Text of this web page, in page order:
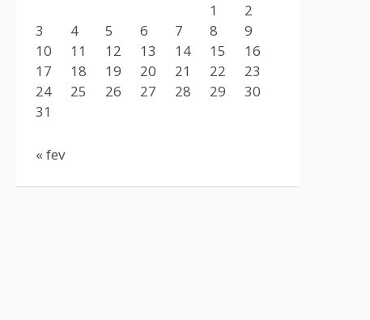
1
2
3
4 5 6 7 8
9
10
11 12 13 14 15
16
17
18 19 20 21 22
23
24
25 26 27 28 29
30
31
« fev